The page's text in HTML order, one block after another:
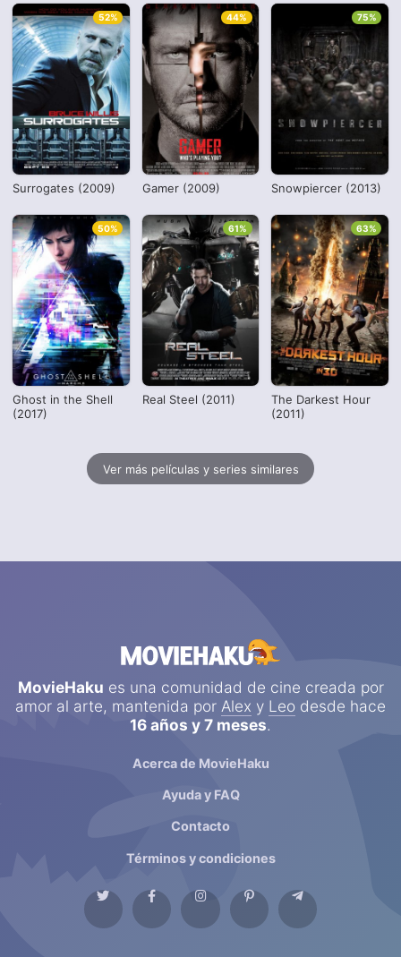
Surrogates (2009)
52%
Gamer (2009)
44%
Snowpiercer (2013)
75%
Ghost in the Shell
(2017)
50%
Real Steel (2011)
61%
The Darkest Hour
(2011)
63%
Ver más películas y series similares
MovieHaku es una comunidad de cine creada por
amor al arte, mantenida por Alex y Leo desde hace
16 años y 7 meses.
Acerca de MovieHaku
Ayuda y FAQ
Contacto
Términos y condiciones